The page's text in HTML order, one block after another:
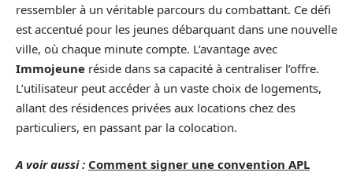
ressembler à un véritable parcours du combattant. Ce défi
est accentué pour les jeunes débarquant dans une nouvelle
ville, où chaque minute compte. L’avantage avec
Immojeune réside dans sa capacité à centraliser l’offre.
L’utilisateur peut accéder à un vaste choix de logements,
allant des résidences privées aux locations chez des
particuliers, en passant par la colocation.
A voir aussi : Comment signer une convention APL